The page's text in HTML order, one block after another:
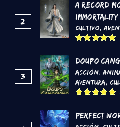
2
A Record
Immortality
Cultivo,
3
DouPo
Acción,
Aventura,
Perfect